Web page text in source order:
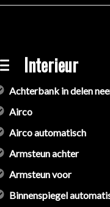
Interieur
Achterbank in delen
Airco
Airco automatisch
Armsteun achter
Armsteun voor
Binnenspiegel